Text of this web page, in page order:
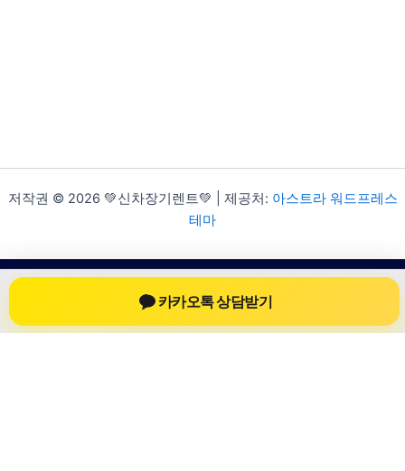
저작권 © 2026 💚신차장기렌트💚 | 제공처: 아스트라 워드프레스
테마
카카오톡 상담받기